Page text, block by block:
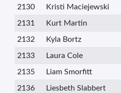
2130 Kristi Maciejewski
2131 Kurt Martin
2132 Kyla Bortz
2133 Laura Cole
2135 Liam Smorfitt
2136 Liesbeth Slabbert